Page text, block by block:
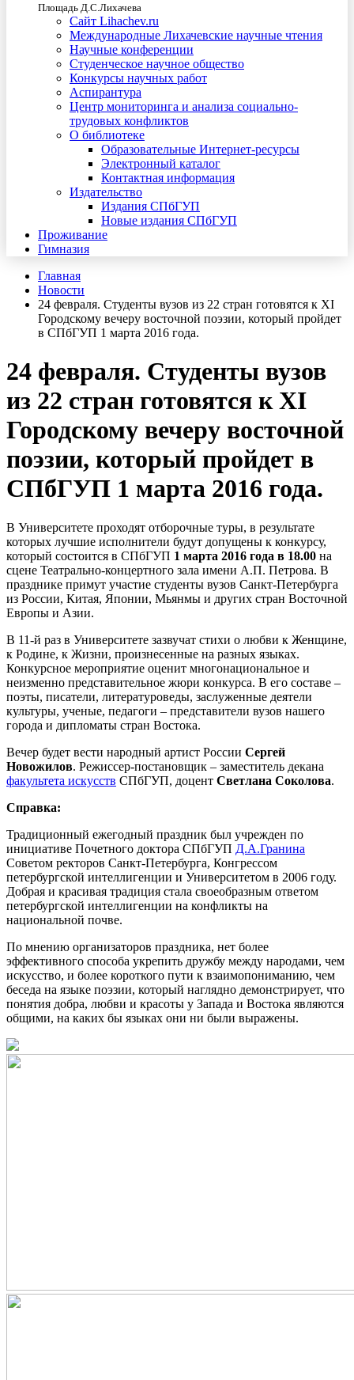
Площадь Д.С.Лихачева
Сайт Lihachev.ru
Международные Лихачевские научные чтения
Научные конференции
Студенческое научное общество
Конкурсы научных работ
Аспирантура
Центр мониторинга и анализа социально-
трудовых конфликтов
О библиотеке
Образовательные Интернет-ресурсы
Электронный каталог
Контактная информация
Издательство
Издания СПбГУП
Новые издания СПбГУП
Проживание
Гимназия
Главная
Новости
24 февраля. Студенты вузов из 22 стран готовятся к XI
Городскому вечеру восточной поэзии, который пройдет
в СПбГУП 1 марта 2016 года.
24 февраля. Студенты вузов
из 22 стран готовятся к XI
Городскому вечеру восточной
поэзии, который пройдет в
СПбГУП 1 марта 2016 года.
В Университете проходят отборочные туры, в результате
которых лучшие исполнители будут допущены к конкурсу,
который состоится в СПбГУП 1 марта 2016 года в 18.00 на
сцене Театрально-концертного зала имени А.П. Петрова. В
празднике примут участие студенты вузов Санкт-Петербурга
из России, Китая, Японии, Мьянмы и других стран Восточной
Европы и Азии.
В 11-й раз в Университете зазвучат стихи о любви к Женщине,
к Родине, к Жизни, произнесенные на разных языках.
Конкурсное мероприятие оценит многонациональное и
неизменно представительное жюри конкурса. В его составе –
поэты, писатели, литературоведы, заслуженные деятели
культуры, ученые, педагоги – представители вузов нашего
города и дипломаты стран Востока.
Вечер будет вести народный артист России Сергей
Новожилов. Режиссер-постановщик – заместитель декана
факультета искусств СПбГУП, доцент Светлана Соколова.
Справка:
Традиционный ежегодный праздник был учрежден по
инициативе Почетного доктора СПбГУП Д.А.Гранина
Советом ректоров Санкт-Петербурга, Конгрессом
петербургской интеллигенции и Университетом в 2006 году.
Добрая и красивая традиция стала своеобразным ответом
петербургской интеллигенции на конфликты на
национальной почве.
По мнению организаторов праздника, нет более
эффективного способа укрепить дружбу между народами, чем
искусство, и более короткого пути к взаимопониманию, чем
беседа на языке поэзии, который наглядно демонстрирует, что
понятия добра, любви и красоты у Запада и Востока являются
общими, на каких бы языках они ни были выражены.